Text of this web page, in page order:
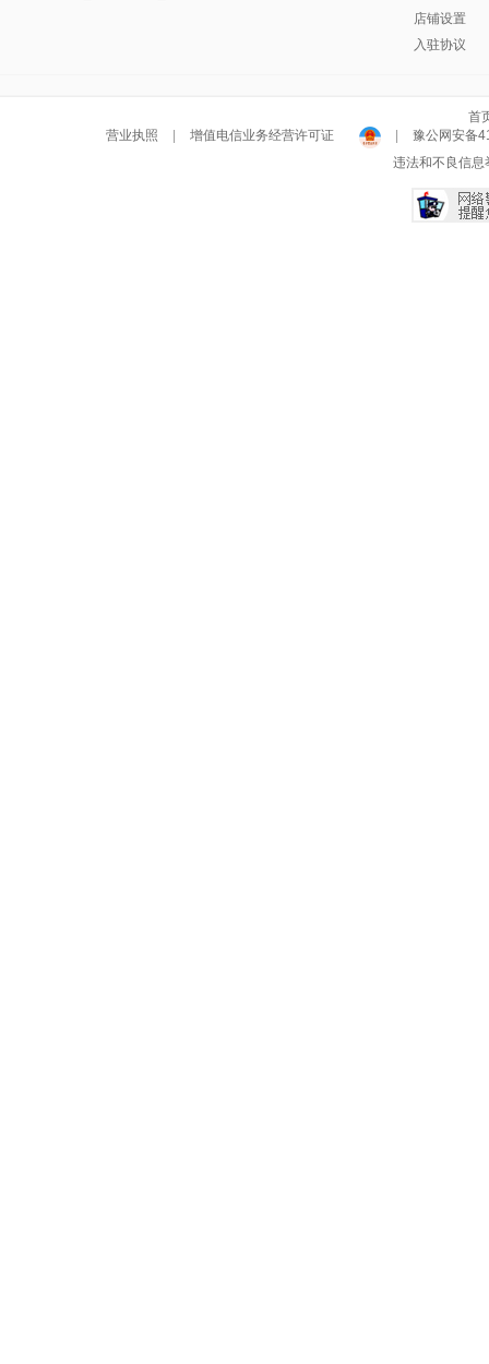
店铺设置
入驻协议
首
营业执照
增值电信业务经营许可证
豫公网安备
违法和不良信